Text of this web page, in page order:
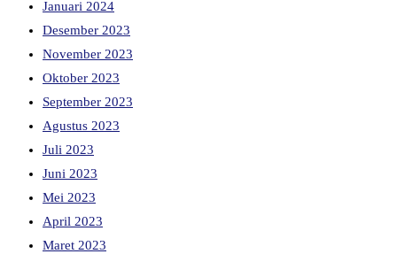
Januari 2024
Desember 2023
November 2023
Oktober 2023
September 2023
Agustus 2023
Juli 2023
Juni 2023
Mei 2023
April 2023
Maret 2023